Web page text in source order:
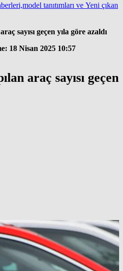
tanıtımları ve Yeni çıkan
sayısı geçen yıla göre azaldı
18 Nisan 2025 10:57
araç sayısı geçen